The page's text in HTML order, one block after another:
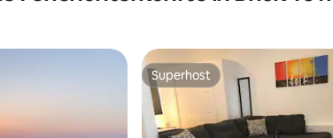
Superhost
Superhost